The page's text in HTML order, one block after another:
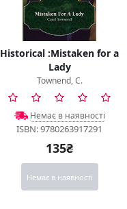
Historical :Mistaken for a
Lady
Townend, C.
Немає в наявності
ISBN: 9780263917291
135₴
Немає в наявності